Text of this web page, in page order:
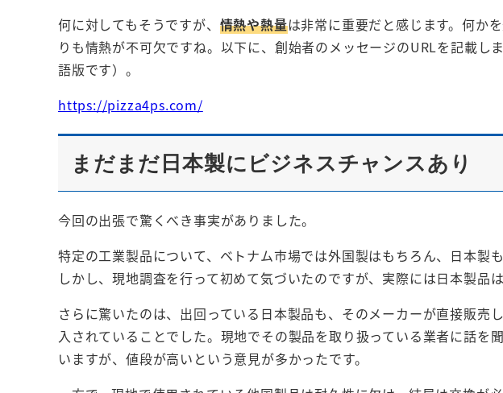
何に対してもそうですが、 情熱や熱量は非常に重要だと感じます。何か
りも情熱が不可欠ですね。以下に、創始者のメッセージのURLを記載し
語版です）。
https://pizza4ps.com/
まだまだ日本製にビジネスチャンスあり
今回の出張で驚くべき事実がありました。
特定の工業製品について、ベトナム市場では外国製はもちろん、日本製
しかし、現地調査を行って初めて気づいたのですが、実際には日本製品
さらに驚いたのは、出回っている日本製品も、そのメーカーが直接販売
入されていることでした。現地でその製品を取り扱っている業者に話を
いますが、値段が高いという意見が多かったです。